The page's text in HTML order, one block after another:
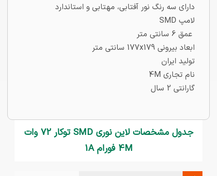
دارای سه رنگ نور آفتابی، مهتابی و استاندارد
لامپ SMD
عمق 6 سانتی متر
ابعاد بیرونی 177x179 سانتی متر
تولید ایران
نام تجاری 4M
گارانتی 2 سال
جدول مشخصات لاین نوری SMD توکار 72 وات
4M فورام 1A